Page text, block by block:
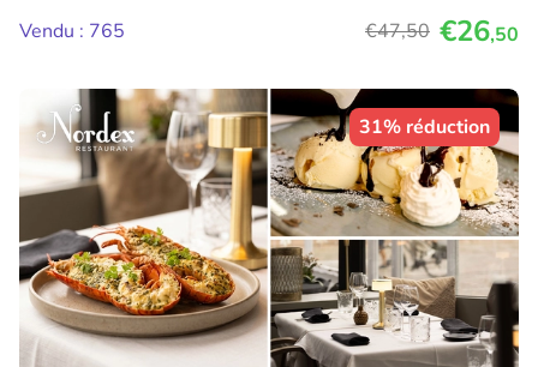
Vendu : 765
€47,50 €26,50
31% réduction